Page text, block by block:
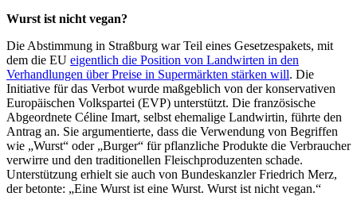
Wurst ist nicht vegan?
Die Abstimmung in Straßburg war Teil eines Gesetzespakets, mit
dem die EU eigentlich die Position von Landwirten in den
Verhandlungen über Preise in Supermärkten stärken will. Die
Initiative für das Verbot wurde maßgeblich von der konservativen
Europäischen Volkspartei (EVP) unterstützt. Die französische
Abgeordnete Céline Imart, selbst ehemalige Landwirtin, führte den
Antrag an. Sie argumentierte, dass die Verwendung von Begriffen
wie „Wurst“ oder „Burger“ für pflanzliche Produkte die Verbraucher
verwirre und den traditionellen Fleischproduzenten schade.
Unterstützung erhielt sie auch von Bundeskanzler Friedrich Merz,
der betonte: „Eine Wurst ist eine Wurst. Wurst ist nicht vegan.“